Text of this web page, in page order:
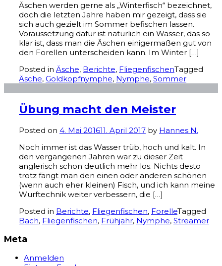
Äschen werden gerne als „Winterfisch“ bezeichnet,
doch die letzten Jahre haben mir gezeigt, dass sie
sich auch gezielt im Sommer befischen lassen.
Voraussetzung dafür ist natürlich ein Wasser, das so
klar ist, dass man die Äschen einigermaßen gut von
den Forellen unterscheiden kann. Im Winter […]
Posted in Äsche, Berichte, FliegenfischenTagged
Äsche, Goldkopfnymphe, Nymphe, Sommer
Übung macht den Meister
Posted on 4. Mai 201611. April 2017 by Hannes N.
Noch immer ist das Wasser trüb, hoch und kalt. In
den vergangenen Jahren war zu dieser Zeit
anglerisch schon deutlich mehr los. Nichts desto
trotz fängt man den einen oder anderen schönen
(wenn auch eher kleinen) Fisch, und ich kann meine
Wurftechnik weiter verbessern, die […]
Posted in Berichte, Fliegenfischen, ForelleTagged
Bach, Fliegenfischen, Frühjahr, Nymphe, Streamer
Meta
Anmelden